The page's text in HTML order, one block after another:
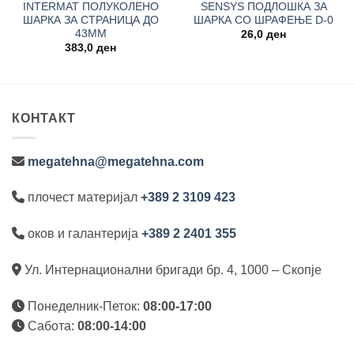
INTERMAT ПОЛУКОЛЕНO
ШАРКА ЗА СТРАНИЦА ДО
43MM
383,0 ден
SENSYS ПОДЛОШКА ЗА
ШАРКА СО ШРАФЕЊЕ D-0
26,0 ден
КОНТАКТ
megatehna@megatehna.com
плочест материјал +389 2 3109 423
оков и галантерија +389 2 2401 355
Ул. Интернационални бригади бр. 4, 1000 – Скопје
Понеделник-Петок: 08:00-17:00
Сабота: 08:00-14:00